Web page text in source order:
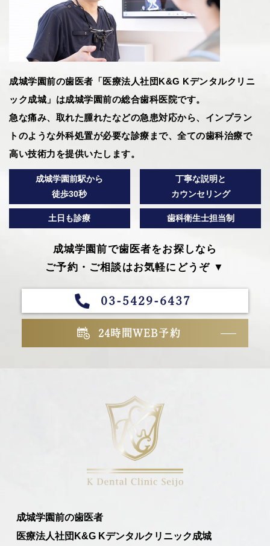
成城学園前の歯医者「医療法人社団K&G Kデンタルクリニ
ック成城」は成城学園前の総合歯科医院です。
急な痛み、取れた腫れたなどの急患対応から、インプラン
トのような外科処置が必要な診療まで、全ての歯科治療で
高い技術力を提供いたします。
成城学園前駅から
徒歩30秒
丁寧な説明と
カウンセリング
土日も診療 歯科衛生士担当制
成城学園前で歯医者をお探しなら
ご予約・ご相談はお気軽にどうぞ ▼
03-5429-6437
24時間WEB予約
成城学園前の歯医者
医療法人社団K&G Kデンタルクリニック成城